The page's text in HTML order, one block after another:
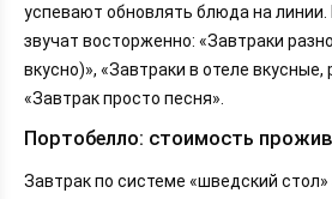
успевают обновлять блюда на
звучат восторженно: «Завтраки
вкусно)», «Завтраки в отеле вкусные,
«Завтрак просто песня».
Портобелло: стоимость
Завтрак по системе «шведский